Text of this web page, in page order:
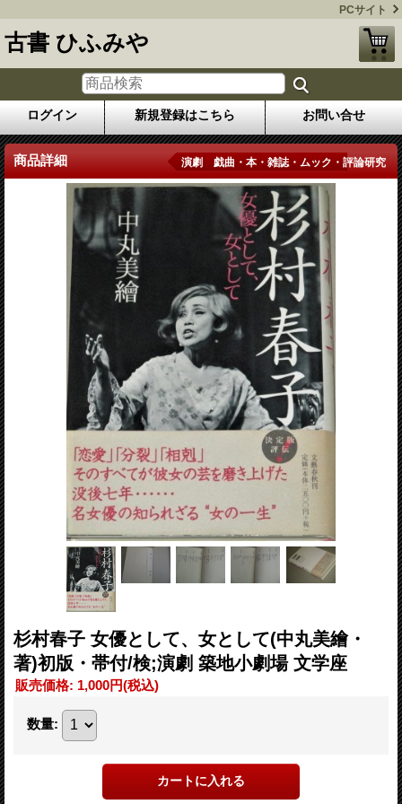
PCサイト
古書 ひふみや
ログイン 新規登録はこちら お問い合せ
商品詳細 演劇 戯曲・本・雑誌・ムック・評論研究
杉村春子 女優として、女として(中丸美繪・
著)初版・帯付/検;演劇 築地小劇場 文学座
販売価格: 1,000円(税込)
数量: